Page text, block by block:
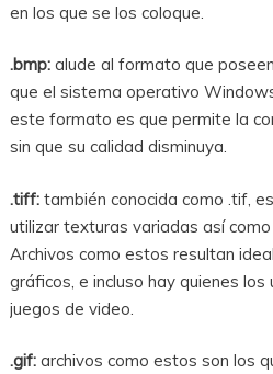
en los que se los coloque.
.bmp: alude al formato que
que el sistema operativo
este formato es que permite la
sin que su calidad disminuya.
.tiff: también conocida como .tif,
utilizar texturas variadas así
Archivos como estos resultan
gráficos, e incluso hay quienes
juegos de video.
.gif: archivos como estos son los